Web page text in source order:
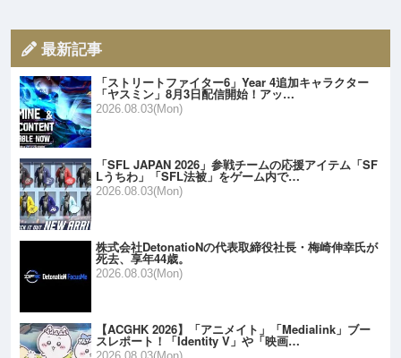
最新記事
「ストリートファイター6」Year 4追加キャラクター
「ヤスミン」8月3日配信開始！アッ…
2026.08.03(Mon)
「SFL JAPAN 2026」参戦チームの応援アイテム「SF
Lうちわ」「SFL法被」をゲーム内で…
2026.08.03(Mon)
株式会社DetonatioNの代表取締役社長・梅崎伸幸氏が
死去、享年44歳。
2026.08.03(Mon)
【ACGHK 2026】「アニメイト」「Medialink」ブー
スレポート！「Identity V」や「映画…